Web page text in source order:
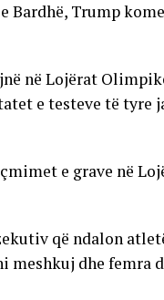
Bardhë, Trump
në Lojërat Olimpike
e testeve të tyre
e grave në
që ndalon
dhe femra